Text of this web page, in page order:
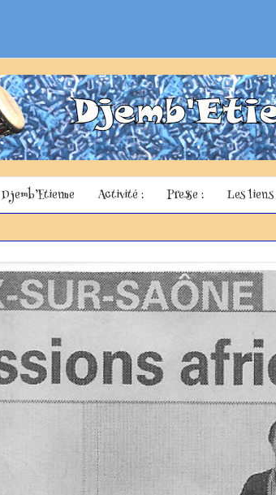
Djemb’Etienne Activité : Presse : Les liens